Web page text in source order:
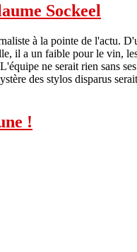
Sockeel
à la pointe de l'actu.
il a un faible pour le vin,
ne serait rien sans
des stylos disparus
!